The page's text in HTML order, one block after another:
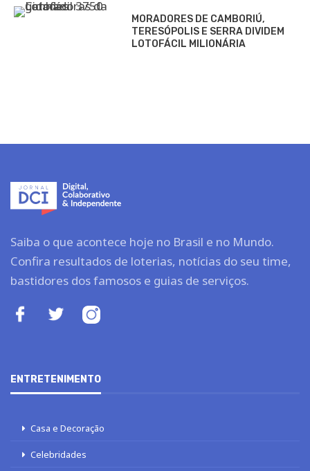
MORADORES DE CAMBORIÚ,
TERESÓPOLIS E SERRA DIVIDEM
LOTOFÁCIL MILIONÁRIA
Saiba o que acontece hoje no Brasil e no Mundo.
Confira resultados de loterias, notícias do seu time,
bastidores dos famosos e guias de serviços.
ENTRETENIMENTO
Casa e Decoração
Celebridades